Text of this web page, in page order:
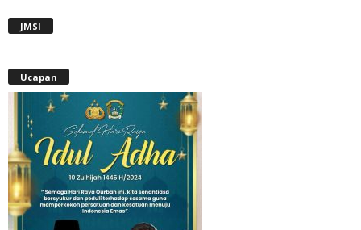
JMSI
Ucapan